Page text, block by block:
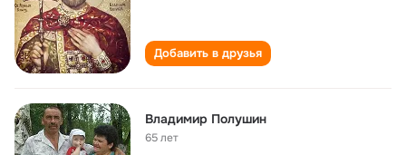
Добавить в друзья
Владимир Полушин
65 лет